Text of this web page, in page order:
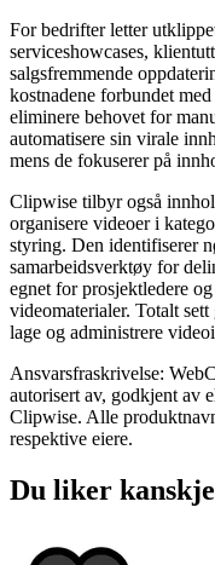
For bedrifter letter
serviceshowcases,
salgsfremmende
kostnadene forbundet
eliminere behovet for
automatisere sin virale
mens de fokuserer på
Clipwise tilbyr også
organisere videoer i
styring. Den identifiserer
samarbeidsverktøy for
egnet for prosjektledere
videomaterialer. Totalt
lage og administrere
Ansvarsfraskrivelse:
autorisert av, godkjent av
Clipwise. Alle
respektive eiere.
Du liker kanskje